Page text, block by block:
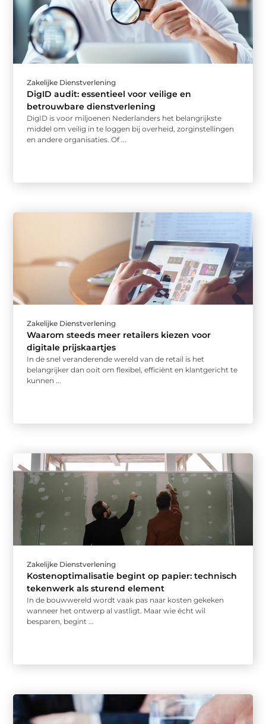
Zakelijke Dienstverlening
DigID audit: essentieel voor veilige en
betrouwbare dienstverlening
DigID is voor miljoenen Nederlanders het belangrijkste
middel om veilig in te loggen bij overheid, zorginstellingen
en andere organisaties. Of ...
Zakelijke Dienstverlening
Waarom steeds meer retailers kiezen voor
digitale prijskaartjes
In de snel veranderende wereld van de retail is het
belangrijker dan ooit om flexibel, efficiënt en klantgericht te
kunnen ...
Zakelijke Dienstverlening
Kostenoptimalisatie begint op papier: technisch
tekenwerk als sturend element
In de bouwwereld wordt vaak pas naar kosten gekeken
wanneer het ontwerp al vastligt. Maar wie écht wil
besparen, begint ...